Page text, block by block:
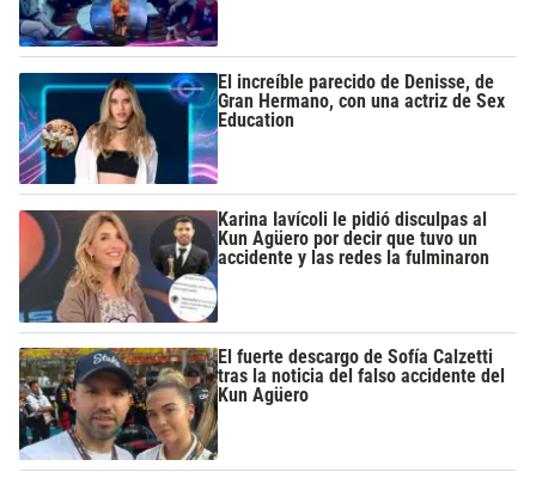
El increíble parecido de Denisse, de
Gran Hermano, con una actriz de Sex
Education
Karina Iavícoli le pidió disculpas al
Kun Agüero por decir que tuvo un
accidente y las redes la fulminaron
El fuerte descargo de Sofía Calzetti
tras la noticia del falso accidente del
Kun Agüero